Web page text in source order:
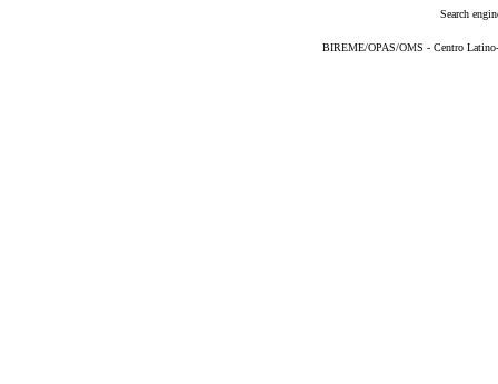
Search
BIREME/OPAS/OMS - Centro Latino-